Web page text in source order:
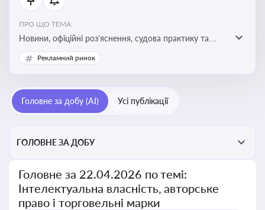
ПРО ЩО ТЕМА:
Новини, офіційні роз’яснення, судова практику та
експертні матеріали, що стосуються авторського
права, реєстрації та захисту торговельних марок,
власності, а також змін у законодавстві у цій сфері
Рекламний ринок
Головне за добу (AI) Усі публікації
ГОЛОВНЕ ЗА ДОБУ
Головне за 22.04.2026 по темі:
Інтелектуальна власність, авторське
право і торговельні марки